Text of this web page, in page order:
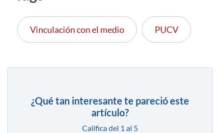
Vinculación con el medio PUCV
¿Qué tan interesante te pareció este
artículo?
Califica del 1 al 5